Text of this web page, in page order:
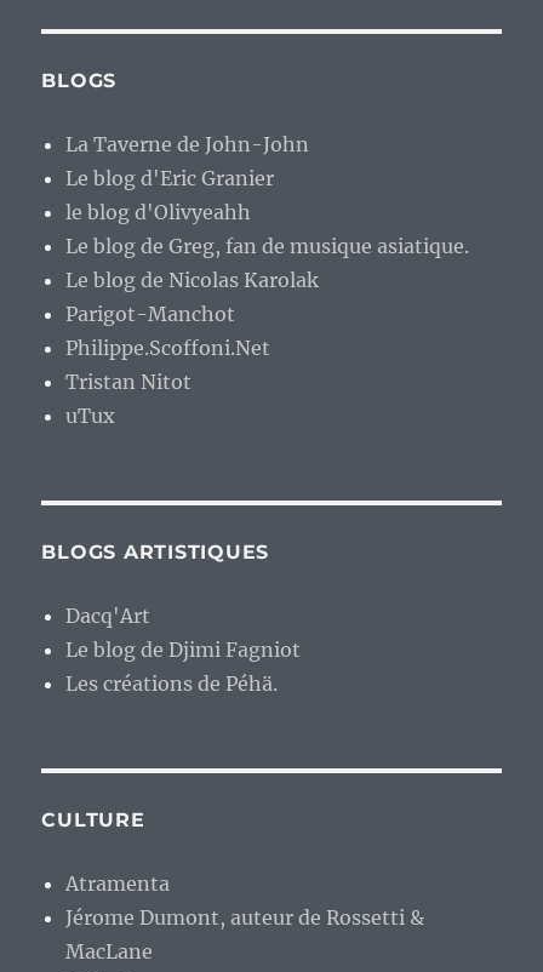
BLOGS
La Taverne de John-John
Le blog d'Eric Granier
le blog d'Olivyeahh
Le blog de Greg, fan de musique asiatique.
Le blog de Nicolas Karolak
Parigot-Manchot
Philippe.Scoffoni.Net
Tristan Nitot
uTux
BLOGS ARTISTIQUES
Dacq'Art
Le blog de Djimi Fagniot
Les créations de Péhä.
CULTURE
Atramenta
Jérome Dumont, auteur de Rossetti &
MacLane